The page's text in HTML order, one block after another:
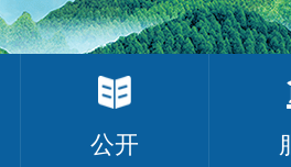
公开